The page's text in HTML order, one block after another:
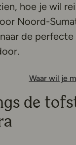
hoe je wil
Noord-
de
Waar wil je
de